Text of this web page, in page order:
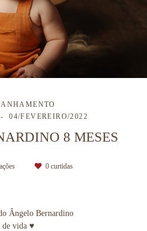
04/FEVEREIRO/2022
8 MESES
0curtidas
Ângelo Bernardino
de vida ♥